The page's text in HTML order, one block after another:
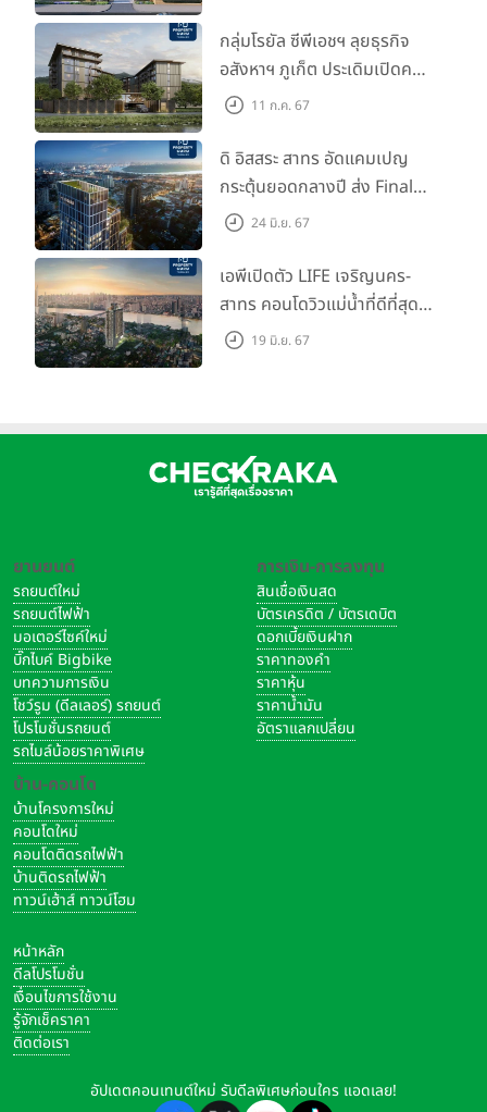
กลุ่มโรยัล ซีพีเอชฯ ลุยธุรกิจ
อสังหาฯ ภูเก็ต ประเดิมเปิดคอน
โดฯ "เลค อเวนิว ภูเก็ต" พรีเซล
11 ก.ค. 67
ดิ อิสสระ สาทร อัดแคมเปญ
กระตุ้นยอดกลางปี ส่ง Final
Call ห้องหลุดดาวน์ หั่นราคา
24 มิ.ย. 67
เอพีเปิดตัว LIFE เจริญนคร-
สาทร คอนโดวิวแม่น้ำที่ดีที่สุด
กับชีวิตที่เหนือกว่าในทุกมิติ
19 มิ.ย. 67
ยานยนต์
รถยนต์ใหม่
รถยนต์ไฟฟ้า
มอเตอร์ไซค์ใหม่
บิ๊กไบค์ Bigbike
บทความการเงิน
โชว์รูม (ดีลเลอร์) รถยนต์
โปรโมชั่นรถยนต์
รถไมล์น้อยราคาพิเศษ
บ้าน-คอนโด
บ้านโครงการใหม่
คอนโดใหม่
คอนโดติดรถไฟฟ้า
บ้านติดรถไฟฟ้า
ทาวน์เฮ้าส์ ทาวน์โฮม
การเงิน-การลงทุน
สินเชื่อเงินสด
บัตรเครดิต / บัตรเดบิต
ดอกเบี้ยเงินฝาก
ราคาทองคำ
ราคาหุ้น
ราคาน้ำมัน
อัตราแลกเปลี่ยน
หน้าหลัก
ดีลโปรโมชั่น
เงื่อนไขการใช้งาน
รู้จักเช็คราคา
ติดต่อเรา
อัปเดตคอนเทนต์ใหม่ รับดีลพิเศษก่อนใคร แอดเลย!